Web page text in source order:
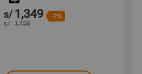
s/ 1,349 -7%
s/ 1,459